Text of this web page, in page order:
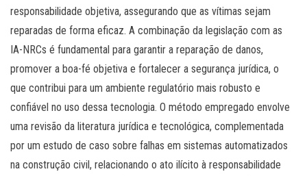
responsabilidade objetiva, assegurando que as vítimas sejam
reparadas de forma eficaz. A combinação da legislação com as
IA-NRCs é fundamental para garantir a reparação de danos,
promover a boa-fé objetiva e fortalecer a segurança jurídica, o
que contribui para um ambiente regulatório mais robusto e
confiável no uso dessa tecnologia. O método empregado envolve
uma revisão da literatura jurídica e tecnológica, complementada
por um estudo de caso sobre falhas em sistemas automatizados
na construção civil, relacionando o ato ilícito à responsabilidade